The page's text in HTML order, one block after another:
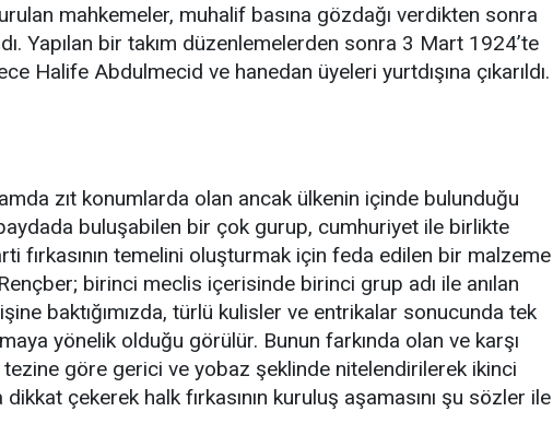
mahkemeler, muhalif basına gözdağı verdikten sonra
Yapılan bir takım düzenlemelerden sonra 3 Mart 1924’te
Halife Abdulmecid ve hanedan üyeleri yurtdışına çıkarıldı.
zıt konumlarda olan ancak ülkenin içinde bulunduğu
buluşabilen bir çok gurup, cumhuriyet ile birlikte
fırkasının temelini oluşturmak için feda edilen bir malzeme
birinci meclis içerisinde birinci grup adı ile anılan
baktığımızda, türlü kulisler ve entrikalar sonucunda tek
yönelik olduğu görülür. Bunun farkında olan ve karşı
tezine göre gerici ve yobaz şeklinde nitelendirilerek ikinci
dikkat çekerek halk fırkasının kuruluş aşamasını şu sözler ile